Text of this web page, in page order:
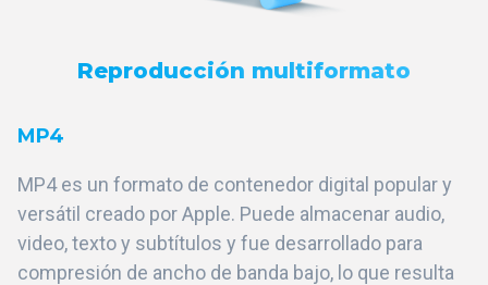
Reproducción multiformato
MP4
MP4 es un formato de contenedor digital popular y
versátil creado por Apple. Puede almacenar audio,
video, texto y subtítulos y fue desarrollado para
compresión de ancho de banda bajo, lo que resulta